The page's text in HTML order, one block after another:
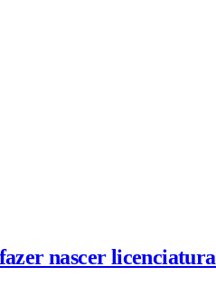
nascer